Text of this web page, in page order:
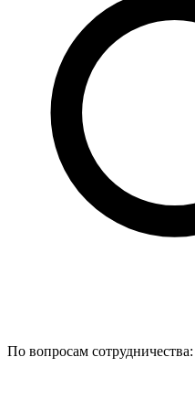
По вопросам сотрудничества: